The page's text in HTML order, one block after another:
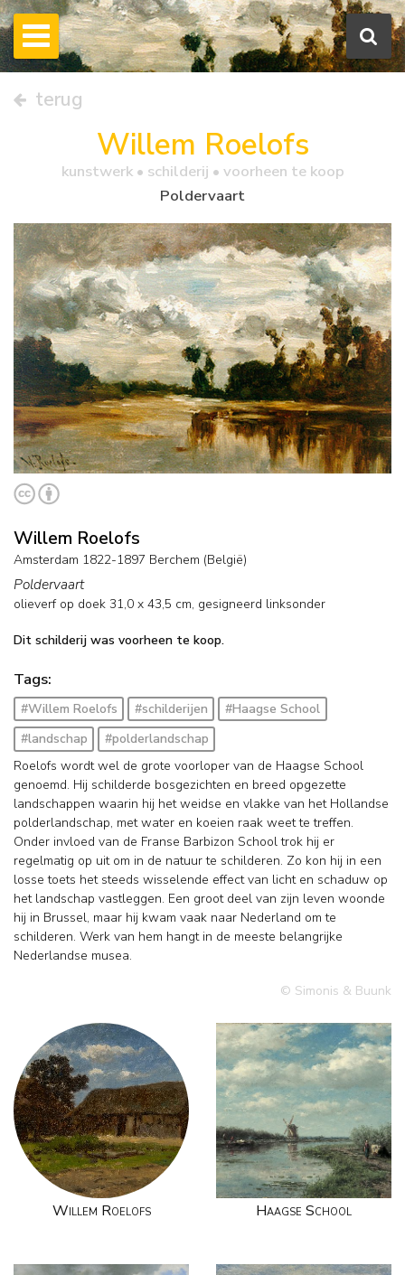
terug
Willem Roelofs
kunstwerk • schilderij • voorheen te koop
Poldervaart
Willem Roelofs
Amsterdam 1822-1897 Berchem (België)
Poldervaart
olieverf op doek 31,0 x 43,5 cm, gesigneerd linksonder
Dit schilderij was voorheen te koop.
Tags:
#Willem Roelofs #schilderijen
#Haagse School
#landschap
#polderlandschap
Roelofs wordt wel de grote voorloper van de Haagse School
genoemd. Hij schilderde bosgezichten en breed opgezette
landschappen waarin hij het weidse en vlakke van het Hollandse
polderlandschap, met water en koeien raak weet te treffen.
Onder invloed van de Franse Barbizon School trok hij er
regelmatig op uit om in de natuur te schilderen. Zo kon hij in een
losse toets het steeds wisselende effect van licht en schaduw op
het landschap vastleggen. Een groot deel van zijn leven woonde
hij in Brussel, maar hij kwam vaak naar Nederland om te
schilderen. Werk van hem hangt in de meeste belangrijke
Nederlandse musea.
© Simonis & Buunk
Willem Roelofs Haagse School